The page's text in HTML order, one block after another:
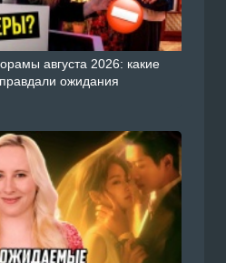
августа 2026: какие
ожидания